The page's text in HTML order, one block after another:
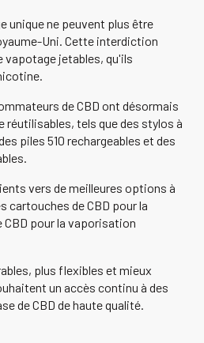
unique ne peuvent plus être
Uni. Cette interdiction
vapotage jetables, qu'ils
de CBD ont désormais
réutilisables, tels que des stylos à
piles 510 rechargeables et des
vers de meilleures options à
cartouches de CBD pour la
pour la vaporisation
plus flexibles et mieux
un accès continu à des
de CBD de haute qualité.